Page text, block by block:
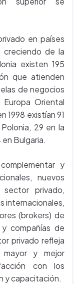
en países
creciendo de la
existen 195
que atienden
de negocios
Europa Oriental
1998 existían 91
29 en la
en Bulgaria.
y
nuevos
privado,
internacionales,
(brokers) de
compañías de
privado refleja
y mejor
con los
y capacitación.